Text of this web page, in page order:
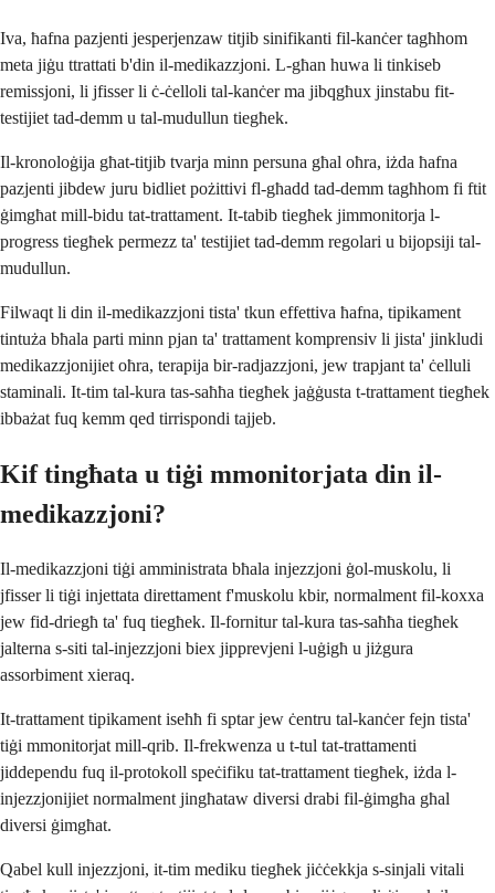
Iva, ħafna pazjenti jesperjenzaw titjib sinifikanti fil-kanċer tagħhom
meta jiġu ttrattati b'din il-medikazzjoni. L-għan huwa li tinkiseb
remissjoni, li jfisser li ċ-ċelloli tal-kanċer ma jibqgħux jinstabu fit-
testijiet tad-demm u tal-mudullun tiegħek.
Il-kronoloġija għat-titjib tvarja minn persuna għal oħra, iżda ħafna
pazjenti jibdew juru bidliet pożittivi fl-għadd tad-demm tagħhom fi ftit
ġimgħat mill-bidu tat-trattament. It-tabib tiegħek jimmonitorja l-
progress tiegħek permezz ta' testijiet tad-demm regolari u bijopsiji tal-
mudullun.
Filwaqt li din il-medikazzjoni tista' tkun effettiva ħafna, tipikament
tintuża bħala parti minn pjan ta' trattament komprensiv li jista' jinkludi
medikazzjonijiet oħra, terapija bir-radjazzjoni, jew trapjant ta' ċelluli
staminali. It-tim tal-kura tas-saħħa tiegħek jaġġusta t-trattament tiegħek
ibbażat fuq kemm qed tirrispondi tajjeb.
Kif tingħata u tiġi mmonitorjata din il-
medikazzjoni?
Il-medikazzjoni tiġi amministrata bħala injezzjoni ġol-muskolu, li
jfisser li tiġi injettata direttament f'muskolu kbir, normalment fil-koxxa
jew fid-driegħ ta' fuq tiegħek. Il-fornitur tal-kura tas-saħħa tiegħek
jalterna s-siti tal-injezzjoni biex jipprevjeni l-uġigħ u jiżgura
assorbiment xieraq.
It-trattament tipikament iseħħ fi sptar jew ċentru tal-kanċer fejn tista'
tiġi mmonitorjat mill-qrib. Il-frekwenza u t-tul tat-trattamenti
jiddependu fuq il-protokoll speċifiku tat-trattament tiegħek, iżda l-
injezzjonijiet normalment jingħataw diversi drabi fil-ġimgħa għal
diversi ġimgħat.
Qabel kull injezzjoni, it-tim mediku tiegħek jiċċekkja s-sinjali vitali